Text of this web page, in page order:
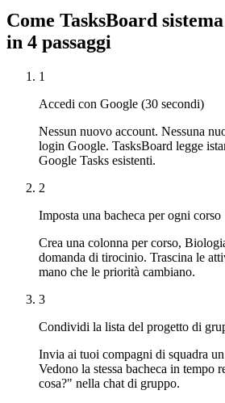
Come TasksBoard
in 4 passaggi
1
Accedi con Google (30 secondi)
Nessun nuovo account. Nessuna
login Google. TasksBoard legge
Google Tasks esistenti.
2
Imposta una bacheca per ogni corso
Crea una colonna per corso,
domanda di tirocinio. Trascina le
mano che le priorità cambiano.
3
Condividi la lista del progetto di
Invia ai tuoi compagni di squadra
Vedono la stessa bacheca in tempo
cosa?" nella chat di gruppo.